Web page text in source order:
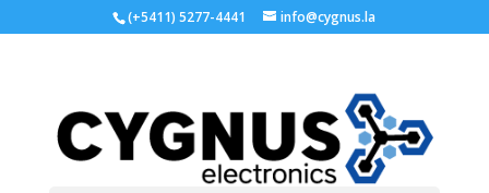
(+5411) 5277-4441 info@cygnus.la